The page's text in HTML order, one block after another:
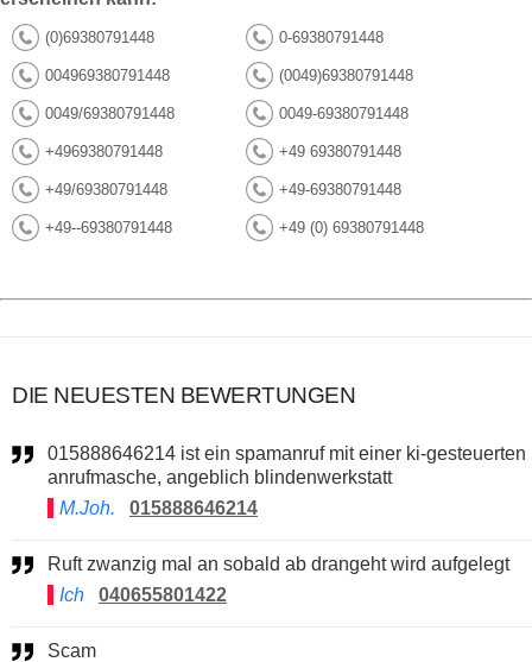
(0)69380791448 0-69380791448
004969380791448 (0049)69380791448
0049/69380791448 0049-69380791448
+4969380791448 +49 69380791448
+49/69380791448 +49-69380791448
+49--69380791448 +49 (0) 69380791448
DIE NEUESTEN BEWERTUNGEN
015888646214 ist ein spamanruf mit einer ki-gesteuerten
anrufmasche, angeblich blindenwerkstatt
M.Joh.
015888646214
Ruft zwanzig mal an sobald ab drangeht wird aufgelegt
Ich
040655801422
Scam